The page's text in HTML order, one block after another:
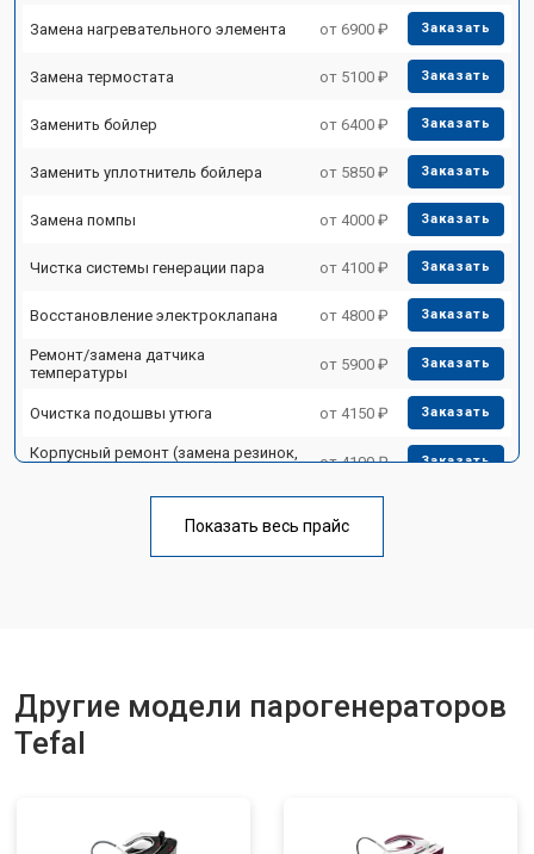
Замена нагревательного элемента от 6900 ₽ Заказать
Замена термостата от 5100 ₽ Заказать
Заменить бойлер от 6400 ₽ Заказать
Заменить уплотнитель бойлера от 5850 ₽ Заказать
Замена помпы от 4000 ₽ Заказать
Чистка системы генерации пара от 4100 ₽ Заказать
Восстановление электроклапана от 4800 ₽ Заказать
Ремонт/замена датчика
температуры
от 5900 ₽ Заказать
Очистка подошвы утюга от 4150 ₽ Заказать
Корпусный ремонт (замена резинок,
от 4100 ₽ Заказать
Замена клапана давления от 5850 ₽
Показать весь прайс
Другие модели парогенераторов
Tefal